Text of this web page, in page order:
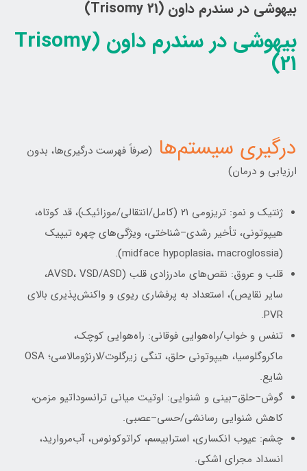
بیهوشی در سندرم داون (Trisomy 21)
بیهوشی در سندرم داون (Trisomy
21)
درگیری سیستم‌ها (صرفاً فهرست درگیری‌ها، بدون
ارزیابی و درمان)
ژنتیک و نمو: تریزومی ۲۱ (کامل/انتقالی/موزائیک)، قد کوتاه،
هیپوتونی، تأخیر رشدی–شناختی، ویژگی‌های چهره تیپیک
(midface hypoplasia، macroglossia).
قلب و عروق: نقص‌های مادرزادی قلب (AVSD، VSD/ASD،
سایر نقایص)، استعداد به پرفشاری ریوی و واکنش‌پذیری بالای
PVR.
تنفس و خواب/راه‌هوایی فوقانی: راه‌هوایی کوچک،
ماکروگلوسیا، هیپوتونی حلق، تنگی زیرگلوت/لارنژومالاسی؛ OSA
شایع.
گوش–حلق–بینی و شنوایی: اوتیت میانی ترانسوداتیو مزمن،
کاهش شنوایی رسانشی/حسی–عصبی.
چشم: عیوب انکساری، استرابیسم، کراتوکونوس، آب‌مروارید،
انسداد مجرای اشکی.